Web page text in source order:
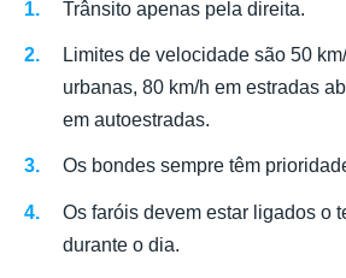
Trânsito apenas pela direita.
Limites de velocidade são 50
urbanas, 80 km/h em estradas
em autoestradas.
Os bondes sempre têm
Os faróis devem estar ligados o
durante o dia.